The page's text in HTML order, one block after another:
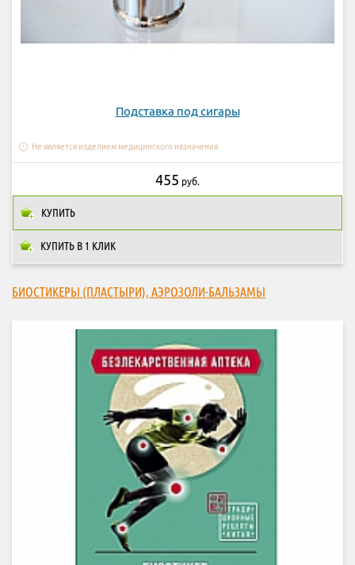
Подставка под сигары
Не является изделием медицинского назначения
КУПИТЬ В 1 КЛИК
455 руб.
КУПИТЬ
БИОСТИКЕРЫ (ПЛАСТЫРИ), АЭРОЗОЛИ-БАЛЬЗАМЫ